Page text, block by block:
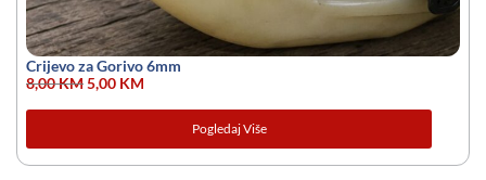
Crijevo za Gorivo 6mm
8,00KM5,00 KM
Pogledaj Više